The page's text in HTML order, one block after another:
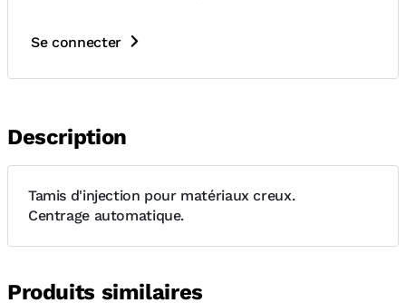
Se connecter
Description
Tamis d'injection pour matériaux creux.
Centrage automatique.
Produits similaires